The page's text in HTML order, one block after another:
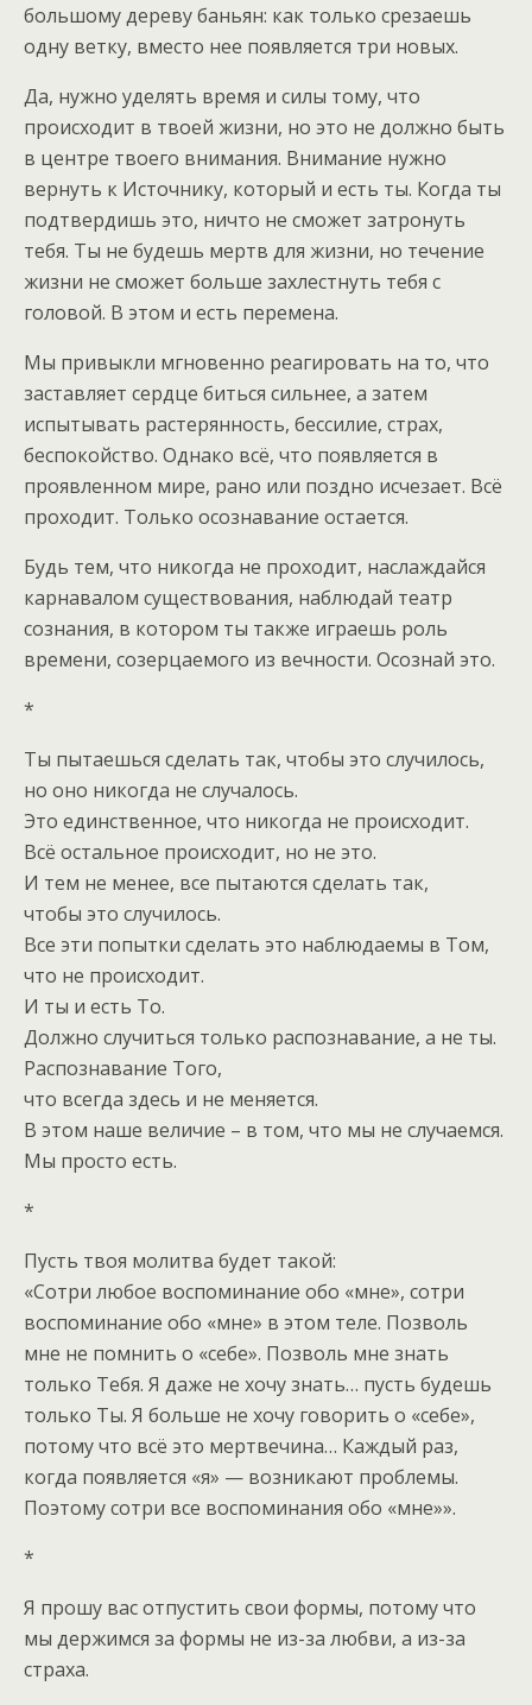
большому дереву баньян: как только срезаешь
одну ветку, вместо нее появляется три новых.
Да, нужно уделять время и силы тому, что
происходит в твоей жизни, но это не должно быть
в центре твоего внимания. Внимание нужно
вернуть к Источнику, который и есть ты. Когда ты
подтвердишь это, ничто не сможет затронуть
тебя. Ты не будешь мертв для жизни, но течение
жизни не сможет больше захлестнуть тебя с
головой. В этом и есть перемена.
Мы привыкли мгновенно реагировать на то, что
заставляет сердце биться сильнее, а затем
испытывать растерянность, бессилие, страх,
беспокойство. Однако всё, что появляется в
проявленном мире, рано или поздно исчезает. Всё
проходит. Только осознавание остается.
Будь тем, что никогда не проходит, наслаждайся
карнавалом существования, наблюдай театр
сознания, в котором ты также играешь роль
времени, созерцаемого из вечности. Осознай это.
*
Ты пытаешься сделать так, чтобы это случилось,
но оно никогда не случалось.
Это единственное, что никогда не происходит.
Всё остальное происходит, но не это.
И тем не менее, все пытаются сделать так,
чтобы это случилось.
Все эти попытки сделать это наблюдаемы в Том,
что не происходит.
И ты и есть То.
Должно случиться только распознавание, а не ты.
Распознавание Того,
что всегда здесь и не меняется.
В этом наше величие – в том, что мы не случаемся.
Мы просто есть.
*
Пусть твоя молитва будет такой:
«Сотри любое воспоминание обо «мне», сотри
воспоминание обо «мне» в этом теле. Позволь
мне не помнить о «себе». Позволь мне знать
только Тебя. Я даже не хочу знать… пусть будешь
только Ты. Я больше не хочу говорить о «себе»,
потому что всё это мертвечина… Каждый раз,
когда появляется «я» — возникают проблемы.
Поэтому сотри все воспоминания обо «мне»».
*
Я прошу вас отпустить свои формы, потому что
мы держимся за формы не из-за любви, а из-за
страха.